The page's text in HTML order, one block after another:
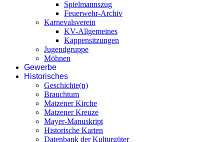
Spielmannszug
Feuerwehr-Archiv
Karnevalsverein
KV-Allgemeines
Kappensitzungen
Jugendgruppe
Möhnen
Gewerbe
Historisches
Geschichte(n)
Brauchtum
Matzener Kirche
Matzener Kreuze
Mayer-Manuskript
Historische Karten
Datenbank der Kulturgüter